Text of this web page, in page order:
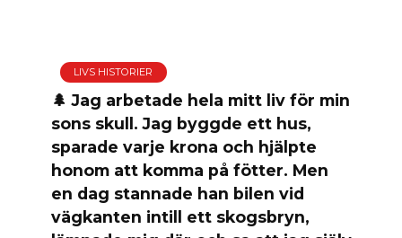
LIVS HISTORIER
🌲 Jag arbetade hela mitt liv för min
sons skull. Jag byggde ett hus,
sparade varje krona och hjälpte
honom att komma på fötter. Men
en dag stannade han bilen vid
vägkanten intill ett skogsbryn,